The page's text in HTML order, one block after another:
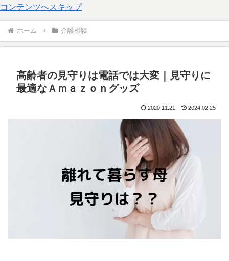
コンテンツへスキップ
ホーム 介護相談
高齢者の見守りは電話では大変｜見守りに
最適なＡｍａｚｏｎグッズ
2020.11.21 2024.02.25